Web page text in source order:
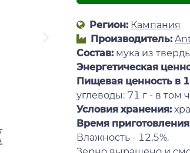
Регион: Кампания
Производитель:
Состав: мука из
Энергетическая
Пищевая ценность в
углеводы: 71 г - в том
Условия хранения:
Время
Влажность - 12,5%.